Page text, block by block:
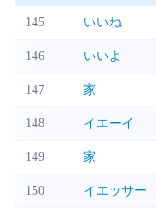
145 いいね
146 いいよ
147 家
148 イエーイ
149 家
150 イエッサー